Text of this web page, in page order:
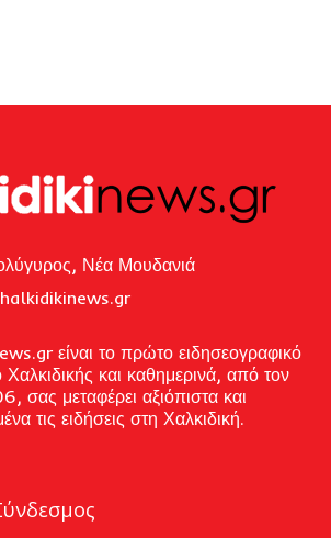
Νέα Μουδανιά
είναι το πρώτο ειδησεογραφικό
και καθημερινά, από τον
σας μεταφέρει αξιόπιστα και
τις ειδήσεις στη Χαλκιδική.